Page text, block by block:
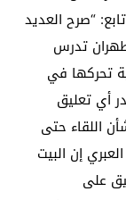
“صرح العديد
طهران تدرس
تحركها في
أي تعليق
اللقاء حتى
العبري إن البيت
على